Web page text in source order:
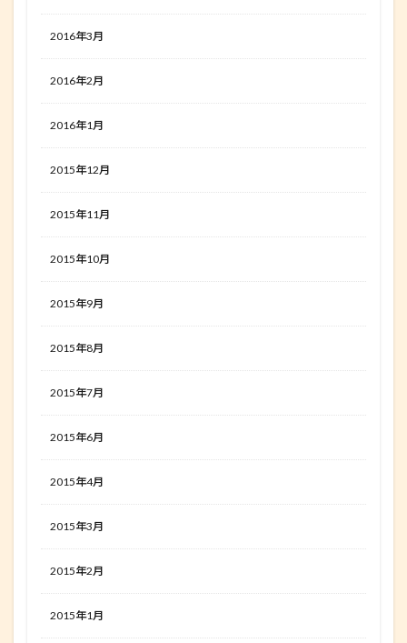
2016年3月
2016年2月
2016年1月
2015年12月
2015年11月
2015年10月
2015年9月
2015年8月
2015年7月
2015年6月
2015年4月
2015年3月
2015年2月
2015年1月